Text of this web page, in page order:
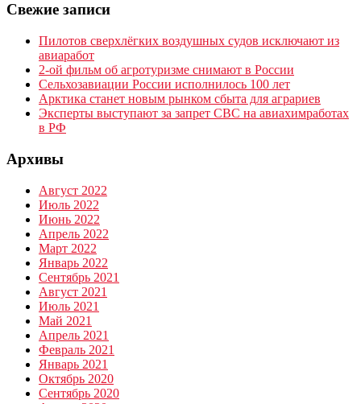
Свежие записи
Пилотов сверхлёгких воздушных судов исключают из
авиаработ
2-ой фильм об агротуризме снимают в России
Сельхозавиации России исполнилось 100 лет
Арктика станет новым рынком сбыта для аграриев
Эксперты выступают за запрет СВС на авиахимработах
в РФ
Архивы
Август 2022
Июль 2022
Июнь 2022
Апрель 2022
Март 2022
Январь 2022
Сентябрь 2021
Август 2021
Июль 2021
Май 2021
Апрель 2021
Февраль 2021
Январь 2021
Октябрь 2020
Сентябрь 2020